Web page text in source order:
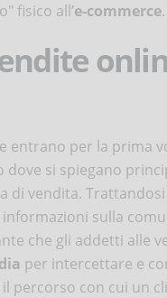
fisico all’e-commerce.
entrano per la prima
si spiegano
di vendita.
sulla
che gli addetti alle
per intercettare e
il percorso con cui un